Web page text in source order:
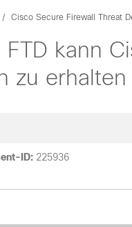
Cisco Secure Firewall Threat
FTD kann
zu erhalten
ID: 225936